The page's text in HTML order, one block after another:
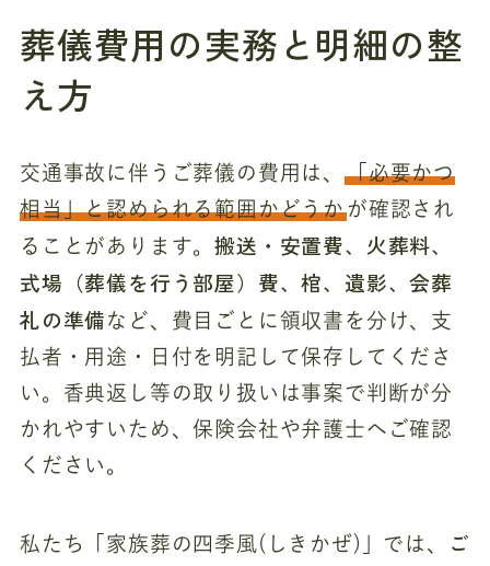
葬儀費用の実務と明細の整
え方
交通事故に伴うご葬儀の費用は、「必要かつ
相当」と認められる範囲かどうか が確認され
ることがあります。搬送・安置費、火葬料、
式場（葬儀を行う部屋）費、棺、遺影、会葬
礼の準備 など、費目ごとに領収書を分け、支
払者・用途・日付を明記して保存してくださ
い。香典返し等の取り扱いは事案で判断が分
かれやすいため、保険会社や弁護士へご確認
ください。
私たち「家族葬の四季風(しきかぜ)」では、
ご